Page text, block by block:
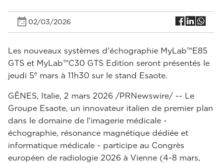
02/03/2026
Les nouveaux systèmes d'échographie MyLab™E85
GTS et MyLab™C30 GTS Edition seront présentés le
jeudi 5e mars à 11h30 sur le stand Esaote.
GÊNES, Italie, 2 mars 2026 /PRNewswire/ -- Le
Groupe Esaote, un innovateur italien de premier plan
dans le domaine de l'imagerie médicale -
échographie, résonance magnétique dédiée et
informatique médicale - participe au Congrès
européen de radiologie 2026 à Vienne (4-8 mars,